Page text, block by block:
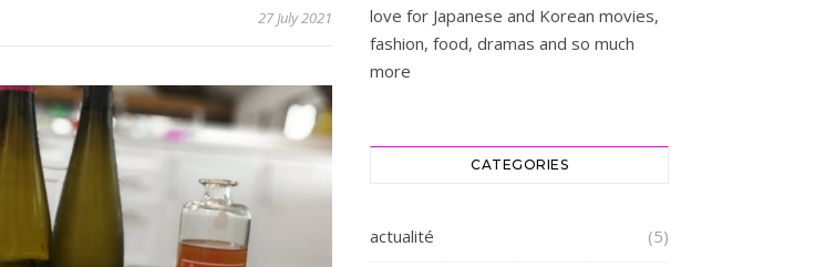
27 July 2021
love for Japanese and Korean movies,
fashion, food, dramas and so much
more
CATEGORIES
actualité (5)